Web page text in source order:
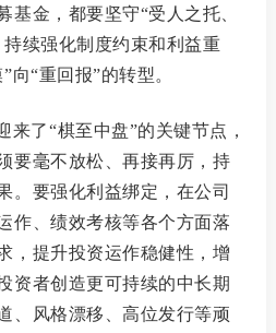
基金，都要坚守“受人之托、
续强化制度约束和利益重
向“重回报”的转型。
来了“棋至中盘”的关键节点，
要毫不放松、再接再厉，持
。 要强化利益绑定， 在公司
作、绩效考核等各个方面落
，提升投资运作稳健性，增
资者创造更可持续的中长期
、风格漂移、高位发行等顽